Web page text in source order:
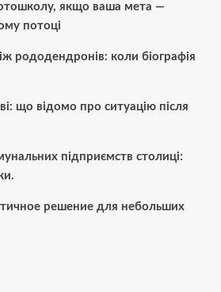
якщо ваша мета —
потоці
рододендронів: коли біографія
що відомо про ситуацію після
підприємств столиці:
решение для небольших